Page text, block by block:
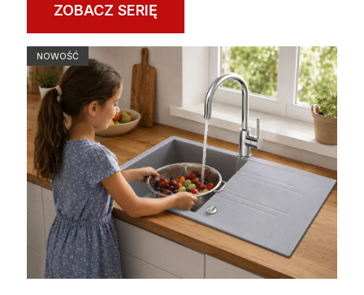
ZOBACZ SERIĘ
NOWOŚĆ